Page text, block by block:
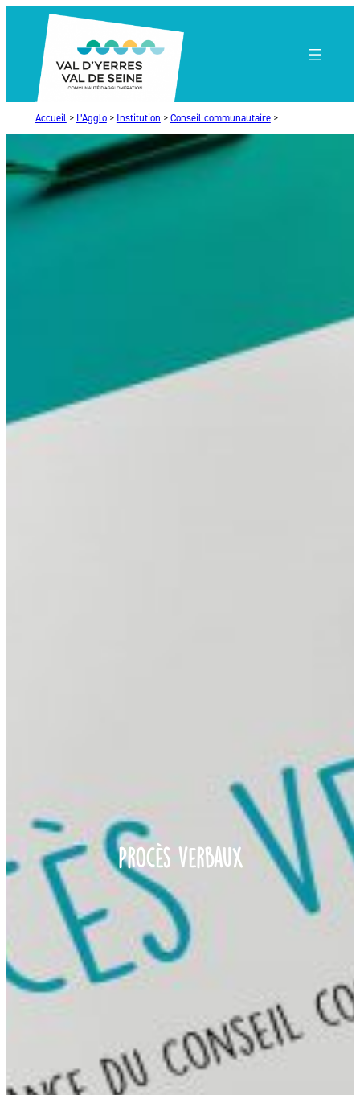
contenu
Accueil > L’Agglo> Institution > Conseil communautaire>
Procès verbaux